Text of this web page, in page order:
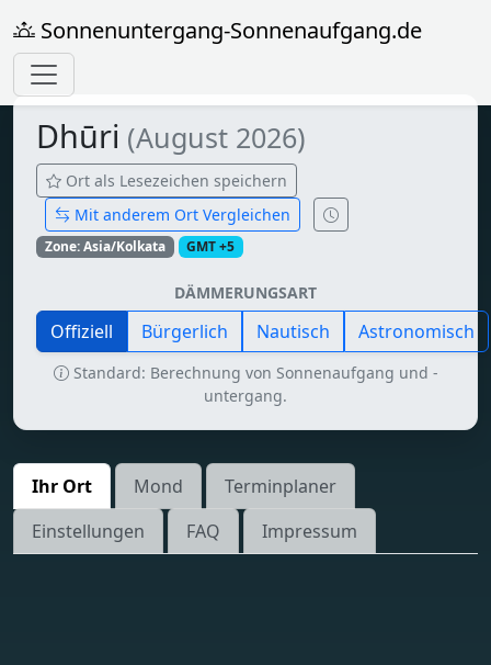
Sonnenuntergang-Sonnenaufgang.de
Dhūri (August 2026)
Ort als Lesezeichen speichern
Mit anderem Ort Vergleichen
Zone: Asia/Kolkata GMT +5
DÄMMERUNGSART
Offiziell Bürgerlich Nautisch Astronomisch
Standard: Berechnung von Sonnenaufgang und -
untergang.
Ihr Ort Mond
Terminplaner
Einstellungen
FAQ Impressum